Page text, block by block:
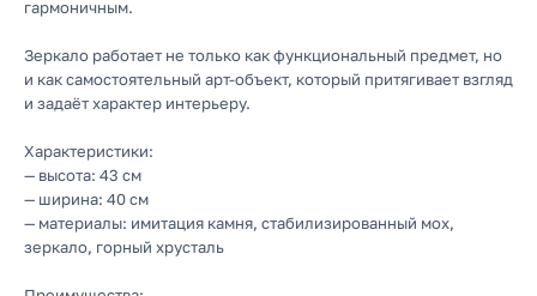
гармоничным.
Зеркало работает не только как функциональный предмет, но
и как самостоятельный арт-объект, который притягивает взгляд
и задаёт характер интерьеру.
Характеристики:
— высота: 43 см
— ширина: 40 см
— материалы: имитация камня, стабилизированный мох,
зеркало, горный хрусталь
Каталог
Подписывайтесь